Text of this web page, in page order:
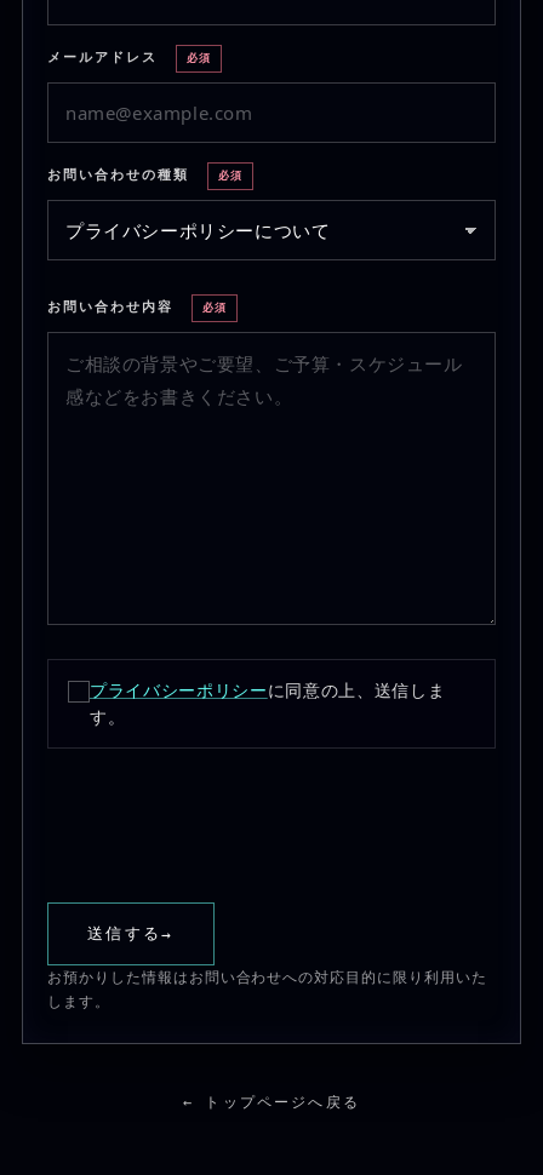
メールアドレス 必須
お問い合わせの種類 必須
お問い合わせ内容 必須
プライバシーポリシーに同意の上、送信しま
す。
送信する→
お預かりした情報はお問い合わせへの対応目的に限り利用いた
します。
← トップページへ戻る